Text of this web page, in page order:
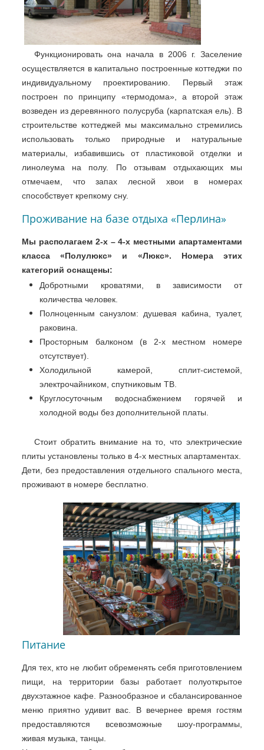
Функционировать она начала в 2006 г. Заселение
осуществляется в капитально построенные коттеджи по
индивидуальному проектированию. Первый этаж
построен по принципу «термодома», а второй этаж
возведен из деревянного полусруба (карпатская ель). В
строительстве коттеджей мы максимально стремились
использовать только природные и натуральные
материалы, избавившись от пластиковой отделки и
линолеума на полу. По отзывам отдыхающих мы
отмечаем, что запах лесной хвои в номерах
способствует крепкому сну.
Проживание на базе отдыха «Перлина»
Мы располагаем 2-х – 4-х местными апартаментами
класса «Полулюкс» и «Люкс». Номера этих
категорий оснащены:
Добротными кроватями, в зависимости от
количества человек.
Полноценным санузлом: душевая кабина, туалет,
раковина.
Просторным балконом (в 2-х местном номере
отсутствует).
Холодильной камерой, сплит-системой,
электрочайником, спутниковым ТВ.
Круглосуточным водоснабжением горячей и
холодной воды без дополнительной платы.
Стоит обратить внимание на то, что электрические
плиты установлены только в 4-х местных апартаментах.
Дети, без предоставления отдельного спального места,
проживают в номере бесплатно.
Питание
Для тех, кто не любит обременять себя приготовлением
пищи, на территории базы работает полуоткрытое
двухэтажное кафе. Разнообразное и сбалансированное
меню приятно удивит вас. В вечернее время гостям
предоставляются всевозможные шоу-программы,
живая музыка, танцы.